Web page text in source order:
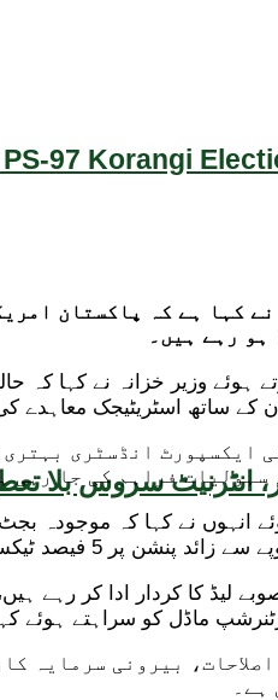
97 Korangi
انٹرنیٹ سروس بلا
کہا ہے کہ پاکستان
ہو رہے ہیں۔
ہوئے وزیر خزانہ نے کہا
کے ساتھ اسٹریٹیجک
ایکسپورٹ انڈسٹری
فراہم کی جا رہی
انہوں نے کہا کہ موجودہ
لیڈ کا کردار ادا کر رہے
ماڈل کو سراہتے ہوئے
بیرونی سرمایہ
ہے۔